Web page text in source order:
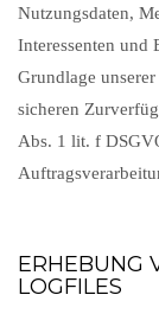
Nutzungsdaten,
Interessenten und
Grundlage
sicheren
Abs. 1 lit. f
ERHEBUNG
LOGFILES